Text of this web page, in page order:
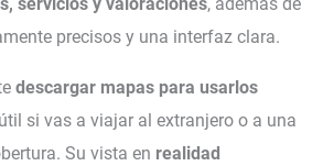
precisos y una interfaz clara.
descargar mapas para usarlos
si vas a viajar al extranjero o a una
Su vista en realidad